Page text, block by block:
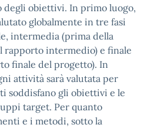
obiettivi. In primo luogo,
globalmente in tre fasi
intermedia (prima della
rapporto intermedio) e finale
finale del progetto). In
attività sarà valutata per
soddisfano gli obiettivi e le
target. Per quanto
e i metodi, sotto la